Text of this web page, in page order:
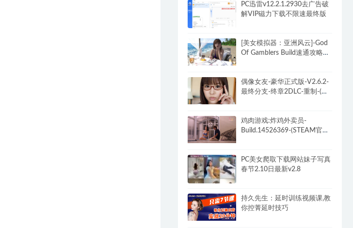
PC迅雷v12.2.1.2930去广告破
解VIP磁力下载不限速最终版
[美女模拟器：亚洲风云]-God
Of Gamblers Build速通攻略
偶像女友-豪华正式版-V2.6.2-
最终分支-终章2DLC-重制-(官
鸡肉游戏:炸鸡外卖员-
Build.14526369-(STEAM官中
PC美女爬取下载网站妹子写真
春节2.10日最新v2.8
持久先生：延时训练视频课,教
你控菁延时技巧